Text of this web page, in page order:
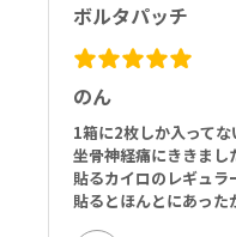
ボルタパッチ
のん
1箱に2枚しか入ってな
坐骨神経痛にききまし
貼るカイロのレギュラ
貼るとほんとにあった